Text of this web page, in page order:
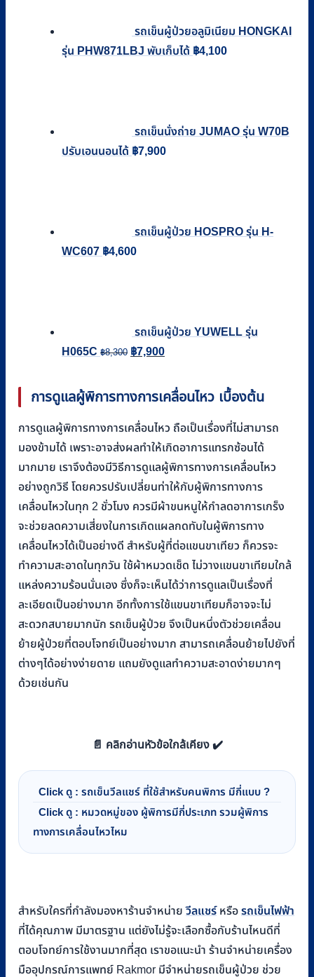
รถเข็นผู้ป่วยอลูมิเนียม HONGKAI
รุ่น PHW871LBJ พับเก็บได้ ฿4,100
รถเข็นนั่งถ่าย JUMAO รุ่น W70B
ปรับเอนนอนได้ ฿7,900
รถเข็นผู้ป่วย HOSPRO รุ่น H-
WC607 ฿4,600
รถเข็นผู้ป่วย YUWELL รุ่น
H065C ฿8,300 Original
฿7,900Current
is:
การดูแลผู้พิการทางการเคลื่อนไหว เบื้องต้น
การดูแลผู้พิการทางการเคลื่อนไหว ถือเป็นเรื่องที่ไม่สามารถ
มองข้ามได้ เพราะอาจส่งผลทำให้เกิดอาการแทรกซ้อนได้
มากมาย เราจึงต้องมีวิธีการดูแลผู้พิการทางการเคลื่อนไหว
อย่างถูกวิธี โดยควรปรับเปลี่ยนท่าให้กับผู้พิการทางการ
เคลื่อนไหวในทุก 2 ชั่วโมง ควรมีผ้าขนหนูให้กำลดอาการเกร็ง
จะช่วยลดความเสี่ยงในการเกิดแผลกดทับในผู้พิการทาง
เคลื่อนไหวได้เป็นอย่างดี สำหรับผู้ที่ต่อแขนขาเทียว ก็ควรจะ
ทำความสะอาดในทุกวัน ใช้ผ้าหมวดเช็ด ไม่วางแขนขาเทียมใกล้
แหล่งความร้อนนั่นเอง ซึ่งก็จะเห็นได้ว่าการดูแลเป็นเรื่องที่
ละเอียดเป็นอย่างมาก อีกทั้งการใช้แขนขาเทียมก็อาจจะไม่
สะดวกสบายมากนัก รถเข็นผู้ป่วย จึงเป็นหนึ่งตัวช่วยเคลื่อน
ย้ายผู้ป่วยที่ตอบโจทย์เป็นอย่างมาก สามารถเคลื่อนย้ายไปยังที่
ต่างๆได้อย่างง่ายดาย แถมยังดูแลทำความสะอาดง่ายมากๆ
ด้วยเช่นกัน
📄 คลิกอ่านหัวข้อใกล้เคียง ✔️
Click ดู : รถเข็นวีลแชร์ ที่ใช้สำหรับคนพิการ มีกี่แบบ ?
Click ดู : หมวดหมู่ของ ผู้พิการมีกี่ประเภท รวมผู้พิการ
ทางการเคลื่อนไหวไหม
สำหรับใครที่กำลังมองหาร้านจำหน่ายวีลแชร์หรือ รถเข็นไฟฟ้า
ที่ได้คุณภาพ มีมาตรฐาน แต่ยังไม่รู้จะเลือกซื้อกับร้านไหนดีที่
ตอบโจทย์การใช้งานมากที่สุด เราขอแนะนำ ร้านจำหน่ายเครื่อง
มืออุปกรณ์การแพทย์ Rakmor มีจำหน่ายรถเข็นผู้ป่วย ช่วย